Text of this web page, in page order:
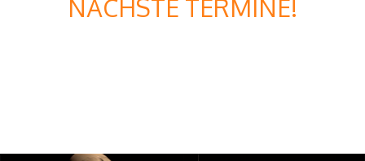
NÄCHSTE TERMINE!